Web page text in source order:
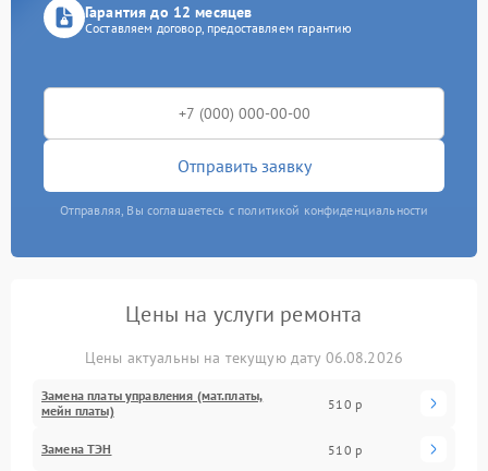
Гарантия до 12 месяцев
Составляем договор, предоставляем гарантию
Отправить заявку
Отправляя, Вы соглашаетесь с политикой конфиденциальности
Цены на услуги ремонта
Цены актуальны на текущую дату 06.08.2026
Замена платы управления (мат.платы,
мейн платы)
510 р
Замена ТЭН 510 р